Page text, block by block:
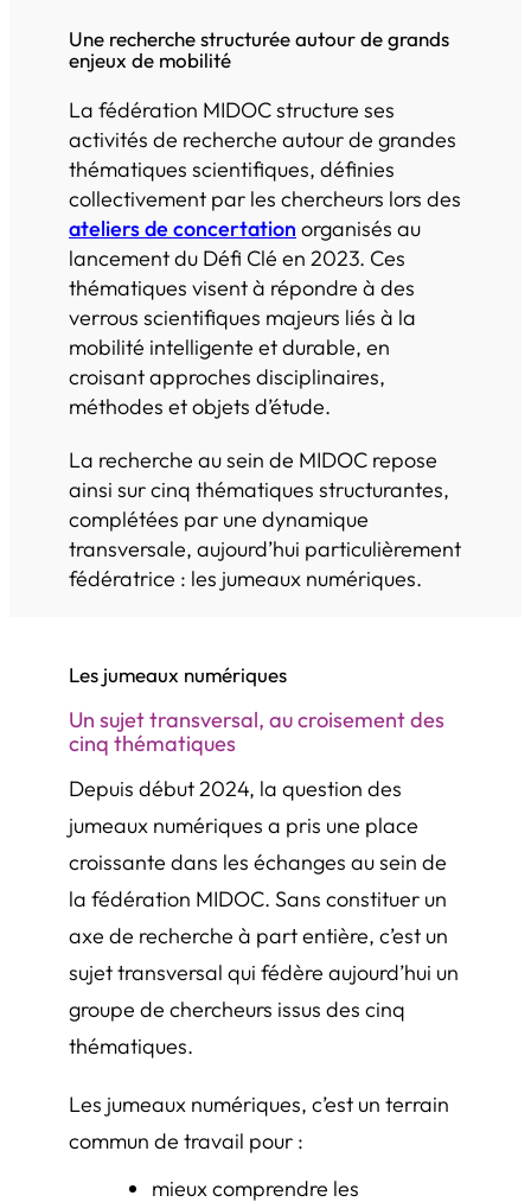
Une recherche structurée autour de grands
enjeux de mobilité
La fédération MIDOC structure ses
activités de recherche autour de grandes
thématiques scientifiques, définies
collectivement par les chercheurs lors des
ateliers de concertation organisés au
lancement du Défi Clé en 2023. Ces
thématiques visent à répondre à des
verrous scientifiques majeurs liés à la
mobilité intelligente et durable, en
croisant approches disciplinaires,
méthodes et objets d’étude.
La recherche au sein de MIDOC repose
ainsi sur cinq thématiques structurantes,
complétées par une dynamique
transversale, aujourd’hui particulièrement
fédératrice : les jumeaux numériques.
Les jumeaux numériques
Un sujet transversal, au croisement des
cinq thématiques
Depuis début 2024, la question des
jumeaux numériques a pris une place
croissante dans les échanges au sein de
la fédération MIDOC. Sans constituer un
axe de recherche à part entière, c’est un
sujet transversal qui fédère aujourd’hui un
groupe de chercheurs issus des cinq
thématiques.
Les jumeaux numériques, c’est un terrain
commun de travail pour :
mieux comprendre les